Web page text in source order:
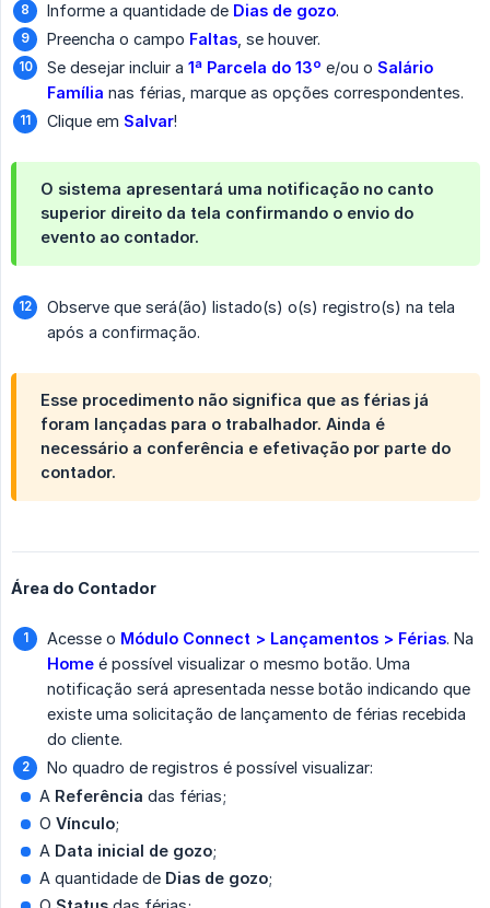
Informe a quantidade de Dias de gozo.
Preencha o campo Faltas , se houver.
Se desejar incluir a 1ª Parcela do 13º e/ou o Salário
Família nas férias, marque as opções correspondentes.
Clique em Salvar!
O sistema apresentará uma notificação no canto
superior direito da tela confirmando o envio do
evento ao contador.
Observe que será(ão) listado(s) o(s) registro(s) na tela
após a confirmação.
Esse procedimento não significa que as férias já
foram lançadas para o trabalhador. Ainda é
necessário a conferência e efetivação por parte do
contador.
Área do Contador
Acesse o Módulo Connect > Lançamentos > Férias. Na
Home é possível visualizar o mesmo botão. Uma
notificação será apresentada nesse botão indicando que
existe uma solicitação de lançamento de férias recebida
do cliente.
No quadro de registros é possível visualizar:
A Referência das férias;
O Vínculo;
A Data inicial de gozo;
A quantidade de Dias de gozo;